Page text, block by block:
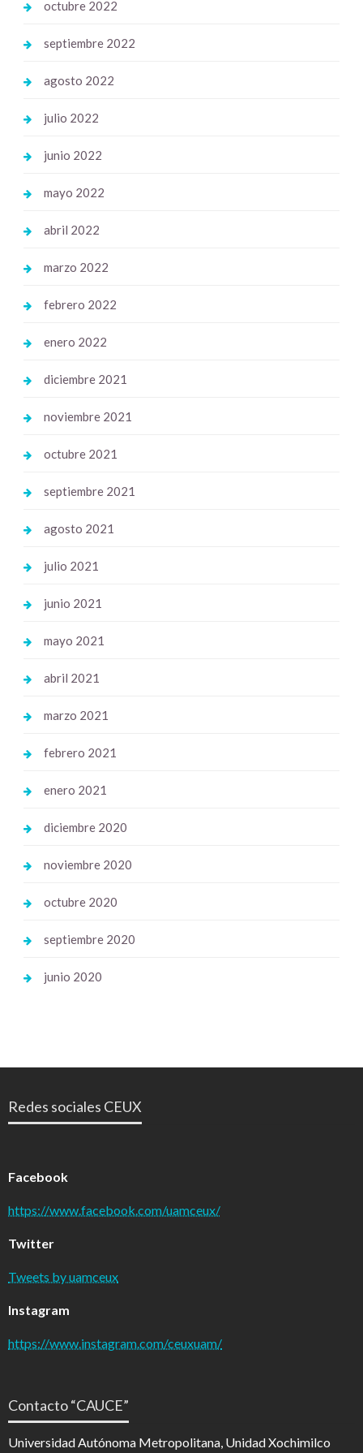
octubre 2022
septiembre 2022
agosto 2022
julio 2022
junio 2022
mayo 2022
abril 2022
marzo 2022
febrero 2022
enero 2022
diciembre 2021
noviembre 2021
octubre 2021
septiembre 2021
agosto 2021
julio 2021
junio 2021
mayo 2021
abril 2021
marzo 2021
febrero 2021
enero 2021
diciembre 2020
noviembre 2020
octubre 2020
septiembre 2020
junio 2020
Redes sociales CEUX
Facebook
https://www.facebook.com/uamceux/
Twitter
Tweets by uamceux
Instagram
https://www.instagram.com/ceuxuam/
Contacto “CAUCE”
Universidad Autónoma Metropolitana, Unidad Xochimilco